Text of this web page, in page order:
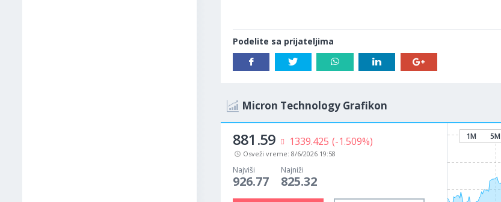
Podelite sa prijateljima
Micron Technology Grafikon
881.59 1339.425 (-1.509%)
Osveži vreme: 8/6/2026 19:58
Najviši
926.77
Najniži
825.32
1M 5M